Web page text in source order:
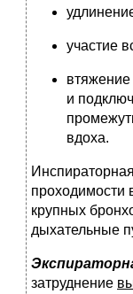
участие
втяжение
и
вдоха.
проходимости
крупных
дыхательные
затруднение